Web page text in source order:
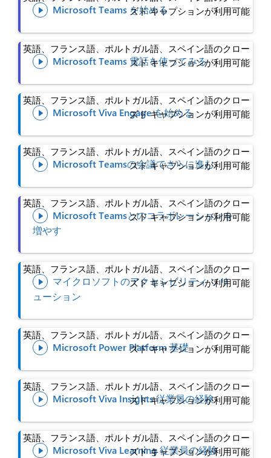
 Microsoft Teams を始めるズド キャプションが利用可能
 Microsoft Teams 電話を使ってみる
英語、フランス語、ポルトガル語、スペイン語のクロー
ズド キャプションが利用可能
 Microsoft Viva Engage を始める
英語、フランス語、ポルトガル語、スペイン語のクロー
ズド キャプションが利用可能
 Microsoft Teamsの会議でさらに進む
英語、フランス語、ポルトガル語、スペイン語のクロー
ズド キャプションが利用可能

Microsoft Teamsとのコラボレーションを
増やす
英語、フランス語、ポルトガル語、スペイン語のクロー
ズド キャプションが利用可能

マイクロソフトのアクセシビリティ ソリ
ューション
英語、フランス語、ポルトガル語、スペイン語のクロー
ズド キャプションが利用可能
 Microsoft Power Platform 基礎
英語、フランス語、ポルトガル語、スペイン語のクロー
ズド キャプションが利用可能
 Microsoft Viva Insights 従業員の経験
英語、フランス語、ポルトガル語、スペイン語のクロー
ズド キャプションが利用可能
 Microsoft Viva Learning 従業員の経験
英語、フランス語、ポルトガル語、スペイン語のクロー
ズド キャプションが利用可能